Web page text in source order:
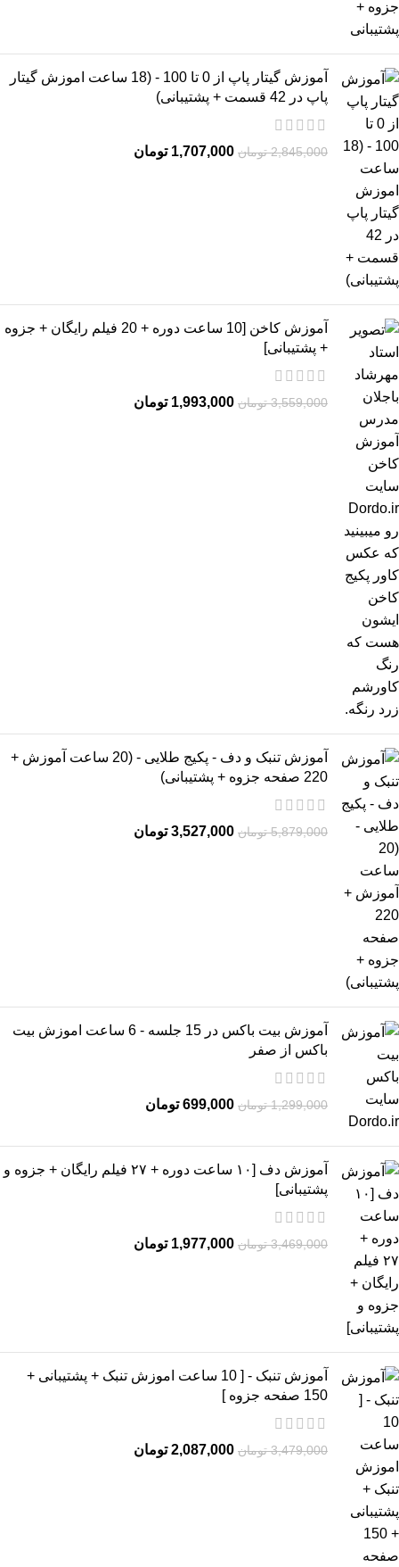
آموزش گیتار پاپ از 0 تا 100 - (18 ساعت اموزش گیتار
پاپ در 42 قسمت + پشتیبانی)
2,845,000 تومان 1,707,000 تومان
آموزش کاخن [10 ساعت دوره + 20 فیلم رایگان + جزوه
+ پشتیبانی]
3,559,000 تومان 1,993,000 تومان
آموزش تنبک و دف - پکیج طلایی - (20 ساعت آموزش +
220 صفحه جزوه + پشتیبانی)
5,879,000 تومان 3,527,000 تومان
آموزش بیت باکس در 15 جلسه - 6 ساعت اموزش بیت
باکس از صفر
1,299,000 تومان 699,000 تومان
آموزش دف [۱۰ ساعت دوره + ۲۷ فیلم رایگان + جزوه و
پشتیبانی]
3,469,000 تومان 1,977,000 تومان
آموزش تنبک - [ 10 ساعت اموزش تنبک + پشتیبانی +
150 صفحه جزوه ]
3,479,000 تومان 2,087,000 تومان